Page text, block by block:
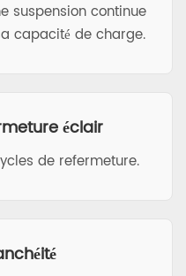
suspension continue
capacité de charge.
éclair
de refermeture.